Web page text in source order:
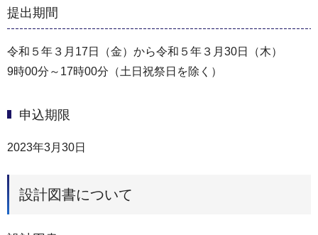
提出期間
令和５年３月17日（金）から令和５年３月30日（木）
9時00分～17時00分（土日祝祭日を除く）
申込期限
2023年3月30日
設計図書について